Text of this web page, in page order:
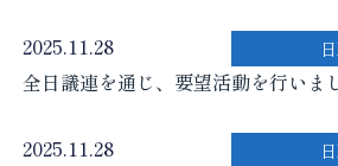
2025.11.28
全日議連を通じ、要望活動を行いま
2025.11.28